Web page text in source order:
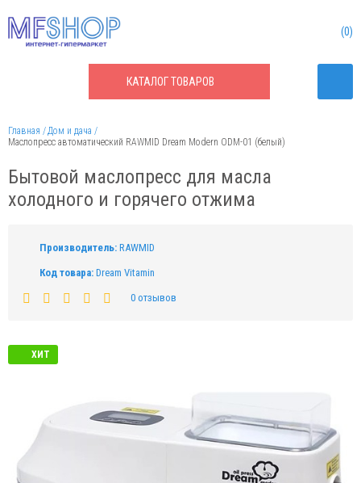
КАТАЛОГТОВАРОВ
0
Главная
Дом и дача
Маслопресс автоматический RAWMID Dream Modern ODM-01 (белый)
Бытовой маслопресс для масла
холодного и горячего отжима
Производитель: RAWMID
Код товара: Dream Vitamin
0 отзывов
ХИТ